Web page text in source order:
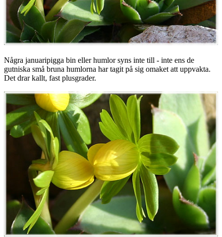
Några januaripigga bin eller humlor syns inte till - inte ens de
gutniska små bruna humlorna har tagit på sig omaket att uppvakta.
Det drar kallt, fast plusgrader.